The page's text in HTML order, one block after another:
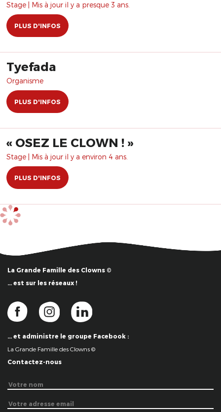
Stage | Mis à jour il y a presque 3 ans.
PLUS D'INFOS
Tyefada
Organisme
PLUS D'INFOS
« OSEZ LE CLOWN ! »
Stage | Mis à jour il y a environ 4 ans.
PLUS D'INFOS
La Grande Famille des Clowns ©
… est sur les réseaux !
… et administre le groupe Facebook :
La Grande Famille des Clowns ©
Contactez-nous